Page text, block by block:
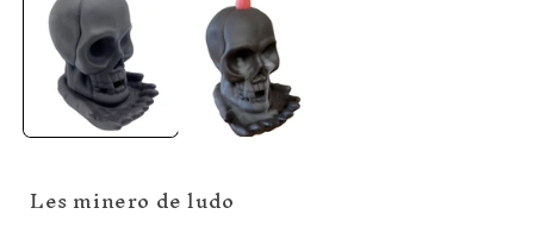
Les minero de ludo